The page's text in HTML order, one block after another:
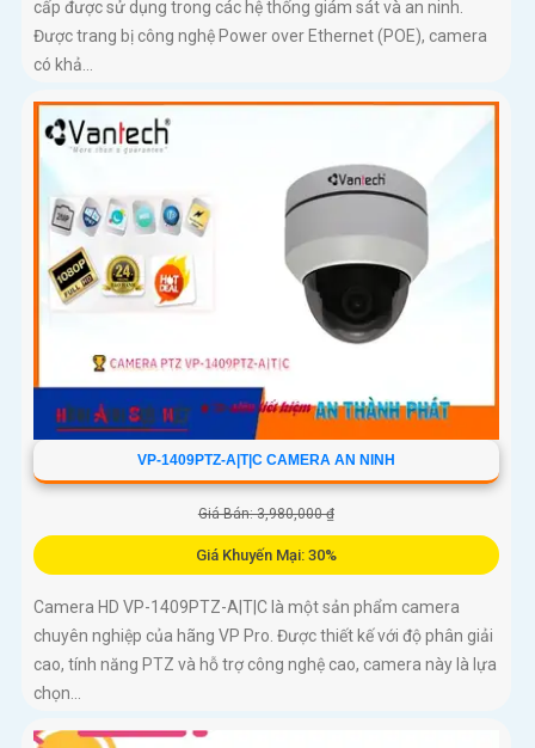
cấp được sử dụng trong các hệ thống giám sát và an ninh.
Được trang bị công nghệ Power over Ethernet (POE), camera
có khả...
VP-1409PTZ-A|T|C CAMERA AN NINH
Giá Bán: 3,980,000 ₫
Giá Khuyến Mại: 30%
Camera HD VP-1409PTZ-A|T|C là một sản phẩm camera
chuyên nghiệp của hãng VP Pro. Được thiết kế với độ phân giải
cao, tính năng PTZ và hỗ trợ công nghệ cao, camera này là lựa
chọn...